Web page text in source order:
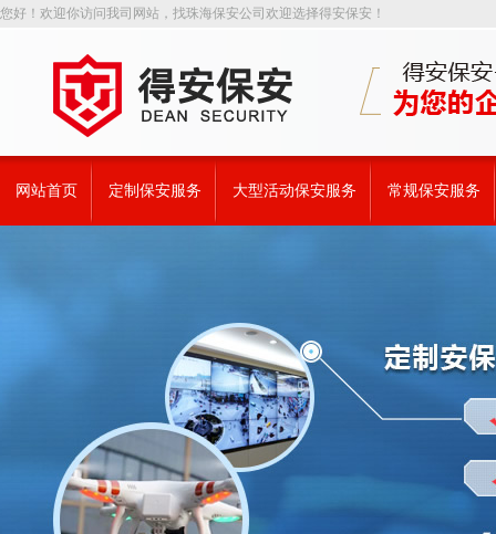
您好！欢迎你访问我司网站，找珠海保安公司欢迎选择得安保安！
网站首页 定制保安服务 大型活动保安服务 常规保安服务